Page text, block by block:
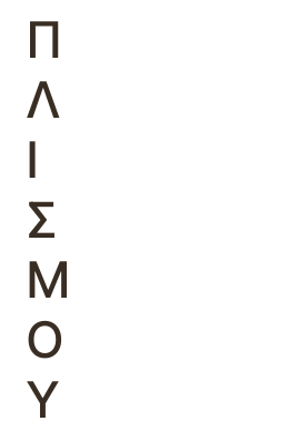
Π
Λ
Ι
Σ
Μ
Ο
Υ